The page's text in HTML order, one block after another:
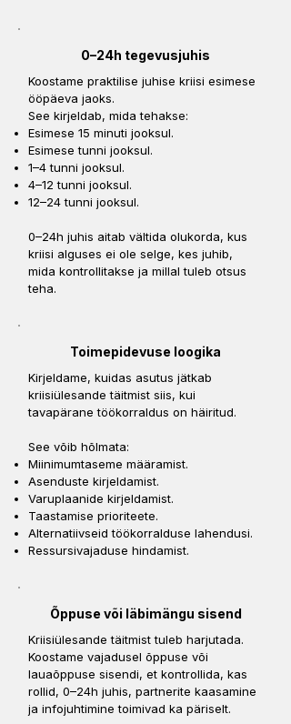
0–24h tegevusjuhis
Koostame praktilise juhise kriisi esimese
ööpäeva jaoks.
See kirjeldab, mida tehakse:
Esimese 15 minuti jooksul.
Esimese tunni jooksul.
1–4 tunni jooksul.
4–12 tunni jooksul.
12–24 tunni jooksul.
0–24h juhis aitab vältida olukorda, kus
kriisi alguses ei ole selge, kes juhib,
mida kontrollitakse ja millal tuleb otsus
teha.
Toimepidevuse loogika
Kirjeldame, kuidas asutus jätkab
kriisiülesande täitmist siis, kui
tavapärane töökorraldus on häiritud.
See võib hõlmata:
Miinimumtaseme määramist.
Asenduste kirjeldamist.
Varuplaanide kirjeldamist.
Taastamise prioriteete.
Alternatiivseid töökorralduse lahendusi.
Ressursivajaduse hindamist.
Õppuse või läbimängu sisend
Kriisiülesande täitmist tuleb harjutada.
Koostame vajadusel õppuse või
lauaõppuse sisendi, et kontrollida, kas
rollid, 0–24h juhis, partnerite kaasamine
ja infojuhtimine toimivad ka päriselt.